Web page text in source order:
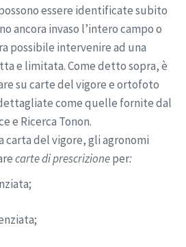
essere identificate subito
ancora invaso l’intero campo o
possibile intervenire ad una
e limitata. Come detto sopra, è
su carte del vigore e ortofoto
come quelle fornite dal
e Ricerca Tonon.
carta del vigore, gli agronomi
carte di prescrizioneper: